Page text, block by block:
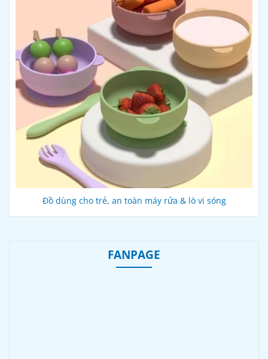
Đồ dùng cho trẻ, an toàn máy rửa & lò vi sóng
FANPAGE